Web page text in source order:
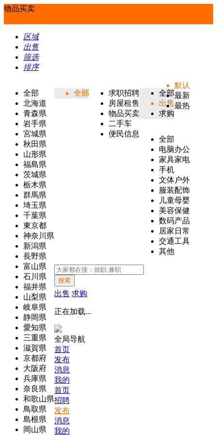
物品买卖
区域
出售
筛选
排序
全部
北海道
青森県
岩手県
宮城県
秋田県
山形県
福島県
茨城県
栃木県
群馬県
埼玉県
千葉県
東京都
神奈川県
新潟県
長野県
富山県
石川県
福井県
山梨県
岐阜県
静岡県
愛知県
三重県
滋賀県
京都府
大阪府
兵庫県
奈良県
和歌山県
鳥取県
島根県
岡山県
全部
求职招聘
房屋租售
物品买卖
二手车
便民信息
全部
出售
求购
全部
电脑办公
家具家电
手机
文体户外
服装配饰
儿童母婴
美容保健
数码产品
居家日常
交通工具
其他
默认
最新
最热
搜索
出售 求购
正在加载...
全局导航
首页
发布
消息
我的
首页
招聘
发布
消息
我的